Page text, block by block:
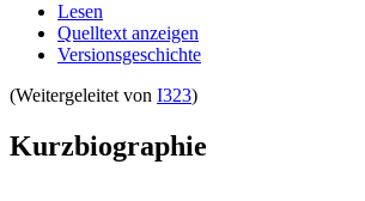
Lesen
Quelltext anzeigen
Versionsgeschichte
(Weitergeleitet von I323)
Kurzbiographie